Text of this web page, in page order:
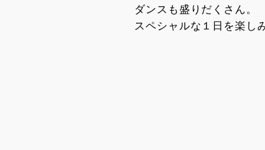
ダンスも盛りだくさん。
スペシャルな１日を楽し